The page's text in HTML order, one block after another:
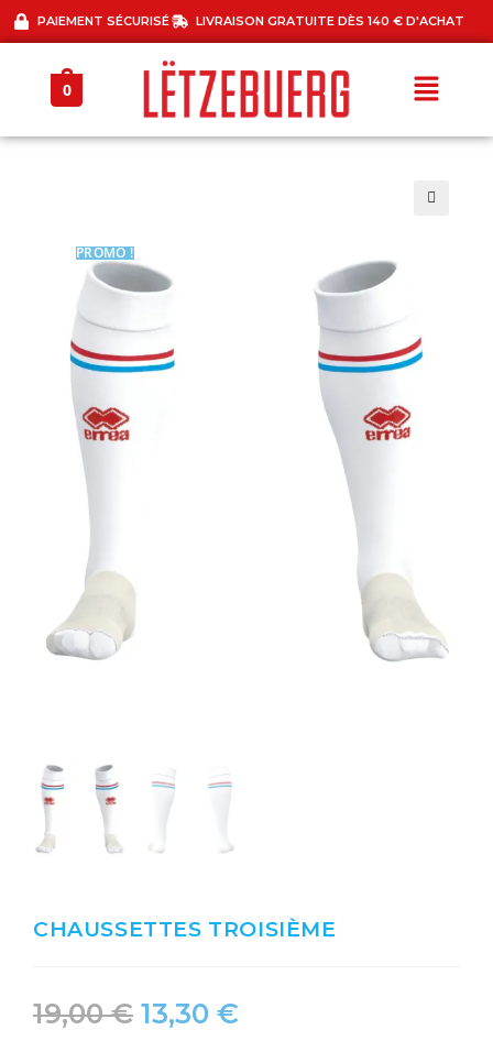
PAIEMENT SÉCURISÉ LIVRAISON GRATUITE DÈS 140 € D'ACHAT
0
PROMO !
CHAUSSETTES TROISIÈME
19,00€ 13,30 €